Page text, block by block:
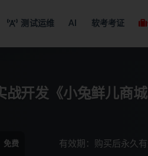
测试运维 AI 软考考证
开发《小兔鲜儿商
免费 有效期：购买后永久